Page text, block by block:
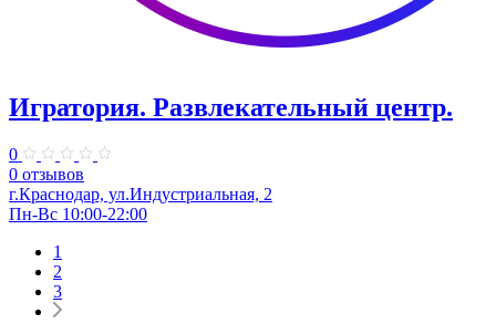
Игратория. Развлекательный центр.
0
0 отзывов
г.Краснодар, ул.Индустриальная, 2
Пн-Вс 10:00-22:00
1
2
3